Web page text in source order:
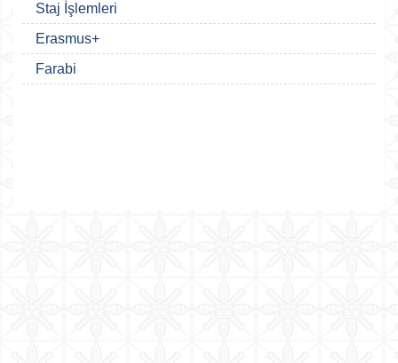
Staj İşlemleri
Erasmus+
Farabi